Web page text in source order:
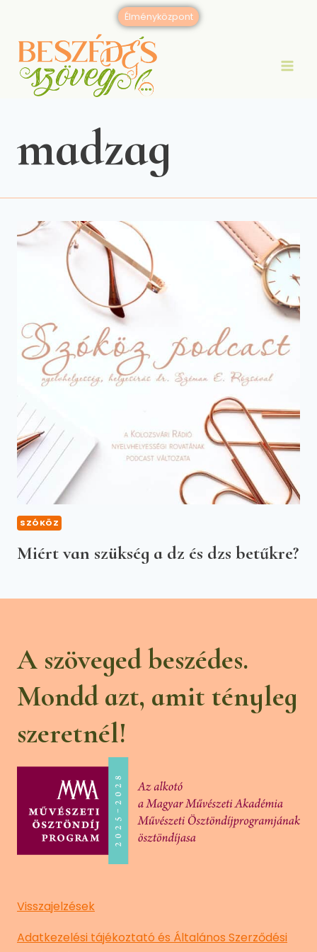
content
Élményközpont
madzag
SZÓKÖZ
Miért van szükség a dz és dzs betűkre?
A szöveged beszédes.
Mondd azt, amit tényleg
szeretnél!
Visszajelzések
Adatkezelési tájékoztató és Általános Szerződési